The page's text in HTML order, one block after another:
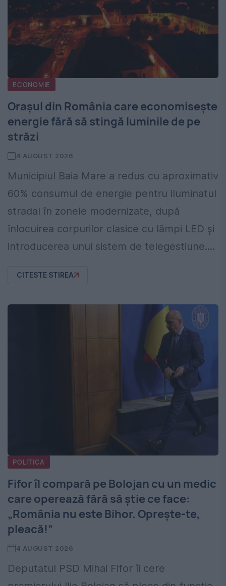
ECONOMIE
Orașul din România care economisește
energie fără să stingă luminile de pe
străzi
4 AUGUST 2026
Municipiul Baia Mare a redus cu aproximativ
60% consumul de energie pentru iluminatul
stradal în zonele modernizate, după
înlocuirea corpurilor clasice cu lămpi LED și
introducerea unui sistem de telegestiune....
CITESTE STIREA
POLITICA
Fifor îl compară pe Bolojan cu un medic
care operează fără să știe ce face:
„România nu este Bihor. Oprește-te,
pleacă!”
4 AUGUST 2026
Deputatul PSD Mihai Fifor îi cere